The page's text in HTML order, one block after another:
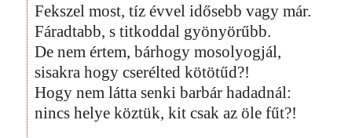
Fekszel most, tíz évvel idősebb vagy már.
Fáradtabb, s titkoddal gyönyörűbb.
De nem értem, bárhogy mosolyogjál,
sisakra hogy cserélted kötötűd?!
Hogy nem látta senki barbár hadadnál:
nincs helye köztük, kit csak az öle fűt?!